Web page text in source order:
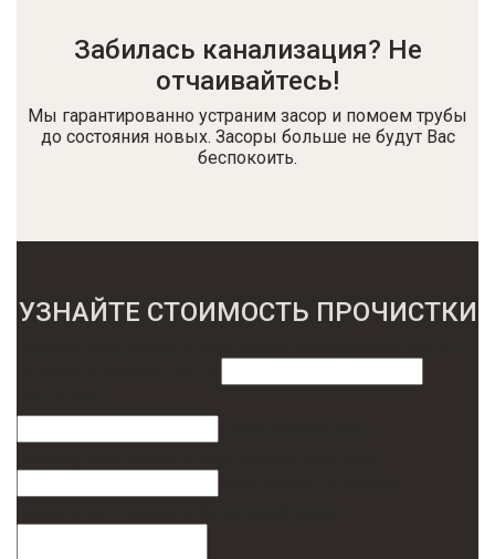
Забилась канализация? Не
отчаивайтесь!
Мы гарантированно устраним засор и помоем трубы
до состояния новых. Засоры больше не будут Вас
беспокоить.
УЗНАЙТЕ СТОИМОСТЬ ПРОЧИСТКИ